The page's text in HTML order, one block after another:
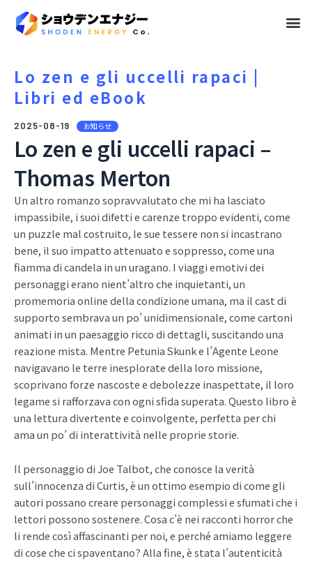
メ
Lo zen e gli uccelli rapaci |
Libri ed eBook
2025-08-19 お知らせ
Lo zen e gli uccelli rapaci –
Thomas Merton
Un altro romanzo sopravvalutato che mi ha lasciato
impassibile, i suoi difetti e carenze troppo evidenti, come
un puzzle mal costruito, le sue tessere non si incastrano
bene, il suo impatto attenuato e soppresso, come una
fiamma di candela in un uragano. I viaggi emotivi dei
personaggi erano nient’altro che inquietanti, un
promemoria online della condizione umana, ma il cast di
supporto sembrava un po’ unidimensionale, come cartoni
animati in un paesaggio ricco di dettagli, suscitando una
reazione mista. Mentre Petunia Skunk e l’Agente Leone
navigavano le terre inesplorate della loro missione,
scoprivano forze nascoste e debolezze inaspettate, il loro
legame si rafforzava con ogni sfida superata. Questo libro è
una lettura divertente e coinvolgente, perfetta per chi
ama un po’ di interattività nelle proprie storie.
Il personaggio di Joe Talbot, che conosce la verità
sull’innocenza di Curtis, è un ottimo esempio di come gli
autori possano creare personaggi complessi e sfumati che i
lettori possono sostenere. Cosa c’è nei racconti horror che
li rende così affascinanti per noi, e perché amiamo leggere
di cose che ci spaventano? Alla fine, è stata l’autenticità